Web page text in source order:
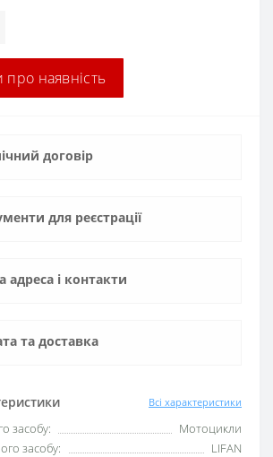
про наявність
Всі характеристики
засобу:
Мотоцикли
засобу:
LIFAN
договір
для реєстрації
адреса і контакти
та доставка